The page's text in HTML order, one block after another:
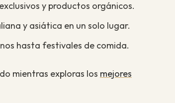
y productos orgánicos.
y asiática en un solo lugar.
hasta festivales de comida.
mientras exploras los mejores